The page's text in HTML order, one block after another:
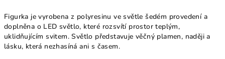
Figurka je vyrobena z polyresinu ve světle šedém provedení a
doplněna o LED světlo, které rozsvítí prostor teplým,
uklidňujícím svitem. Světlo představuje věčný plamen, naději a
lásku, která nezhasíná ani s časem.